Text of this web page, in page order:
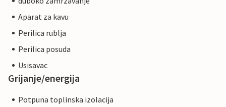
Aparat za kavu
Perilica rublja
Perilica posuda
Usisavac
Grijanje/energija
Potpuna toplinska izolacija